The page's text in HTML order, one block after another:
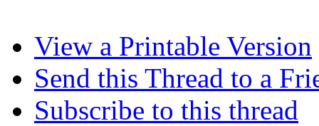
View a Printable Version
Send this Thread to a
Subscribe to this thread